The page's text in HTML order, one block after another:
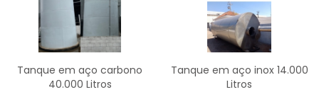
Tanque em aço carbono
40.000 Litros
Tanque em aço inox 14.000
Litros